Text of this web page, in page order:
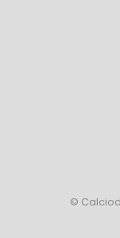
©